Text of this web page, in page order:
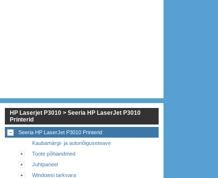
HP Laserjet P3010 > Seeria HP LaserJet P3010
Printerid
Seeria HP LaserJet P3010 Printerid
Kaubamärgi- ja autoriõiguseteave
Toote põhiandmed
Juhtpaneel
Windowsi tarkvara